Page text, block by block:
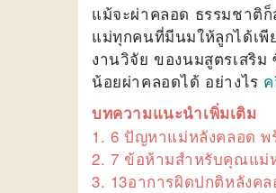
แม้จะผ่าคลอด ธรรมชาติ
แม่ทุกคนที่มีนมให้ลูกได้เ
งานวิจัย ของนมสูตรเสริ
น้อยผ่าคลอดได้ อย่างไร
บทความแนะนำเพิ่มเติม
1. 6 ปัญหาแม่หลังคลอด พ
2. 7 ข้อห้ามสำหรับคุณแม่
3. 13อาการผิดปกติหลังค